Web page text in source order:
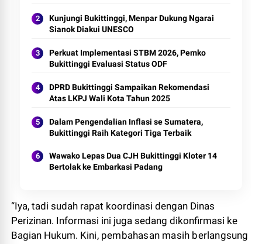
Kunjungi Bukittinggi, Menpar Dukung Ngarai
Sianok Diakui UNESCO
Perkuat Implementasi STBM 2026, Pemko
Bukittinggi Evaluasi Status ODF
DPRD Bukittinggi Sampaikan Rekomendasi
Atas LKPJ Wali Kota Tahun 2025
Dalam Pengendalian Inflasi se Sumatera,
Bukittinggi Raih Kategori Tiga Terbaik
Wawako Lepas Dua CJH Bukittinggi Kloter 14
Bertolak ke Embarkasi Padang
“Iya, tadi sudah rapat koordinasi dengan Dinas
Perizinan. Informasi ini juga sedang dikonfirmasi ke
Bagian Hukum. Kini, pembahasan masih berlangsung